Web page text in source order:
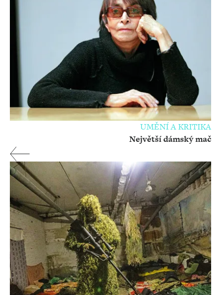
UMĚNÍ A KRITIKA
Největší dámský mač